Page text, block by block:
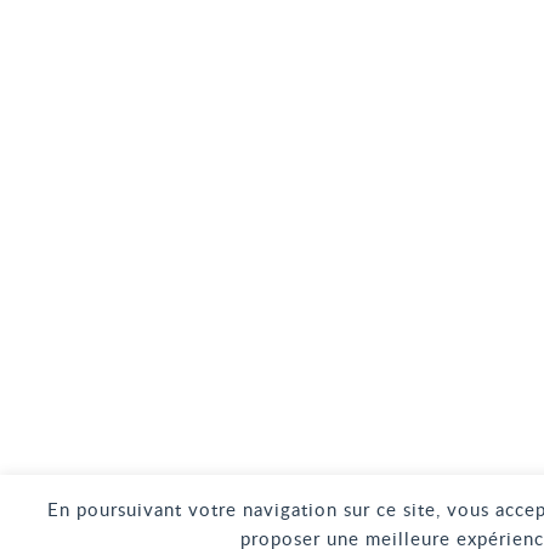
En poursuivant votre navigation sur ce site, vous
proposer une meilleure